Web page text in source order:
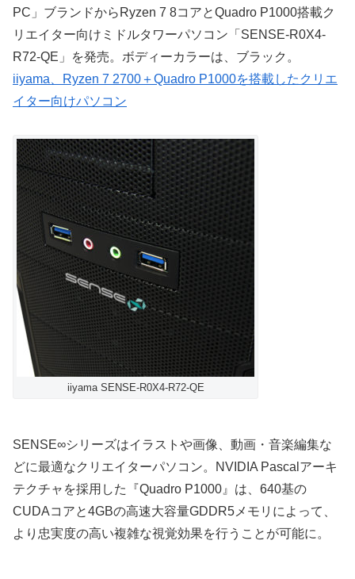
PC」ブランドからRyzen 7 8コアとQuadro P1000搭載ク
リエイター向けミドルタワーパソコン「SENSE-R0X4-
R72-QE」を発売。ボディーカラーは、ブラック。
iiyama、Ryzen 7 2700＋Quadro P1000を搭載したクリエ
イター向けパソコン
iiyama SENSE-R0X4-R72-QE
SENSE∞シリーズはイラストや画像、動画・音楽編集な
どに最適なクリエイターパソコン。NVIDIA Pascalアーキ
テクチャを採用した『Quadro P1000』は、640基の
CUDAコアと4GBの高速大容量GDDR5メモリによって、
より忠実度の高い複雑な視覚効果を行うことが可能に。